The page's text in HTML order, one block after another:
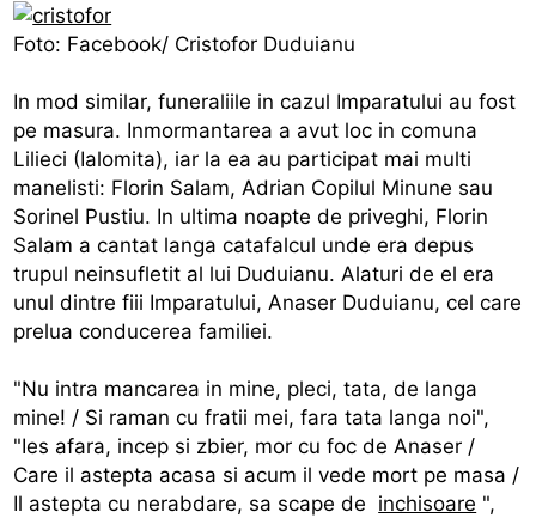
Foto: Facebook/ Cristofor Duduianu
In mod similar, funeraliile in cazul Imparatului au fost
pe masura. Inmormantarea a avut loc in comuna
Lilieci (Ialomita), iar la ea au participat mai multi
manelisti: Florin Salam, Adrian Copilul Minune sau
Sorinel Pustiu. In ultima noapte de priveghi, Florin
Salam a cantat langa catafalcul unde era depus
trupul neinsufletit al lui Duduianu. Alaturi de el era
unul dintre fiii Imparatului, Anaser Duduianu, cel care
prelua conducerea familiei.
"Nu intra mancarea in mine, pleci, tata, de langa
mine! / Si raman cu fratii mei, fara tata langa noi",
"Ies afara, incep si zbier, mor cu foc de Anaser /
Care il astepta acasa si acum il vede mort pe masa /
Il astepta cu nerabdare, sa scape de inchisoare ",